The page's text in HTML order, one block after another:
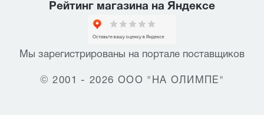
Рейтинг магазина на Яндексе
Мы зарегистрированы на портале поставщиков
© 2001 - 2026 ООО "НА ОЛИМПЕ"